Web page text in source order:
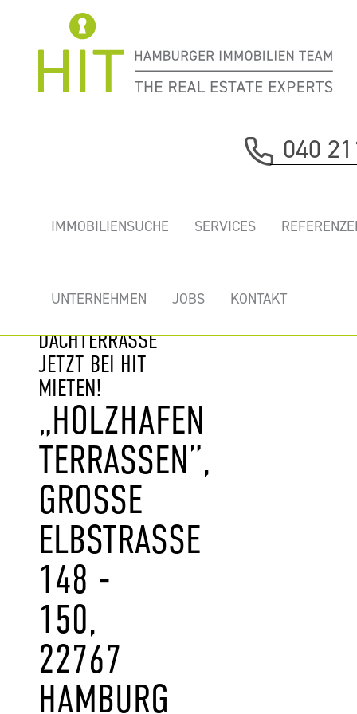
040
IMMOBILIENSUCHE SERVICES
UNTERNEHMEN JOBS KONTAKT
„HOLZHAFEN
BÜRO MIT
DACHTERRASSE
JETZT BEI HIT
MIETEN!
„HOLZHAFEN
TERRASSEN”,
GROSSE E
LBSTRASSE 14
8 - 15
0, 22
767 HA
MBURG AL